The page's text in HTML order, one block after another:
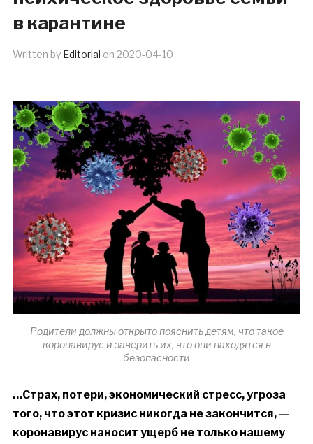
в карантине
Written by Editorial on 2020-04-10
Родители должны открыто пояснить детям, что такое
коронавирус и заверить их, что они находятся в
безопасности
…Страх, потери, экономический стресс, угроза
того, что этот кризис никогда не закончится, —
коронавирус наносит ущерб не только нашему